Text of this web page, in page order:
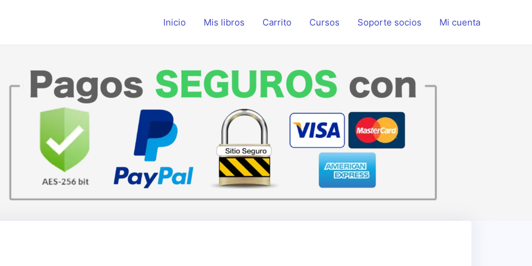
Inicio Mis libros Carrito Cursos Soporte socios Mi cuenta